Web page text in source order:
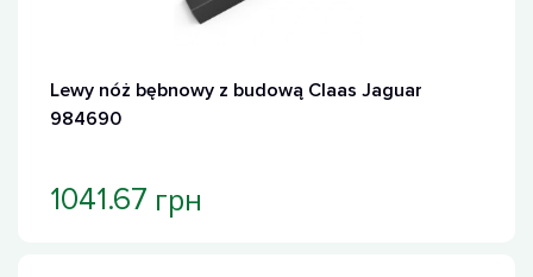
Lewy nóż bębnowy z budową Claas Jaguar
984690
1041.67 грн